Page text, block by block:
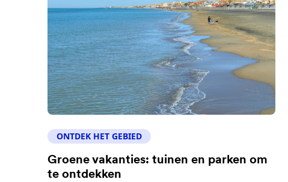
ONTDEK HET GEBIED
Groene vakanties: tuinen en parken om
te ontdekken